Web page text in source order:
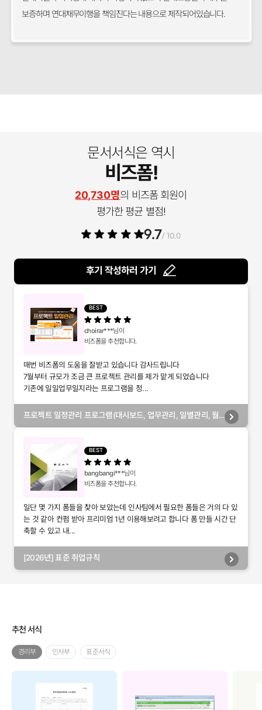
보증하며 연대채무이행을 책임진다는 내용으로 제작되어있습니다.
문서서식은 역시
비즈폼!
20,730명의 비즈폼 회원이
평가한 평균 별점!
9.7/ 10.0
후기 작성하러 가기
BEST
choirar***님이
비즈폼을 추천합니다.
매번 비즈폼의 도움을 잘받고 있습니다 감사드립니다
7월부터 규모가 조금 큰 프로젝트 관리를 제가 맡게 되었습니다
기존에 일일업무일지라는 프로그램을 정...
프로젝트 일정관리 프로그램(대시보드, 업무관리, 일별관리, 월
BEST
bangbangi***님이
비즈폼을 추천합니다.
일단 몇 가지 폼들을 찾아 보았는데 인사팀에서 필요한 폼들은 거의 다 있
는 것 같아 컨펌 받아 프리미엄 1년 이용해보려고 합니다 폼 만들 시간 단
축할 수 있고 내...
[2026년] 표준 취업규칙
추천 서식
경리부 인사부 표준서식